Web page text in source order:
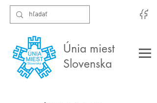
Únia miest
Slovenska